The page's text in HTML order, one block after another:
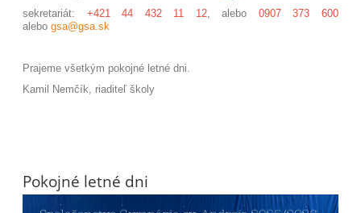
sekretariát: +421 44 432 11 12, alebo 0907 373 600
alebo gsa@gsa.sk
Prajeme všetkým pokojné letné dni.
Kamil Nemčík, riaditeľ školy
Pokojné letné dni